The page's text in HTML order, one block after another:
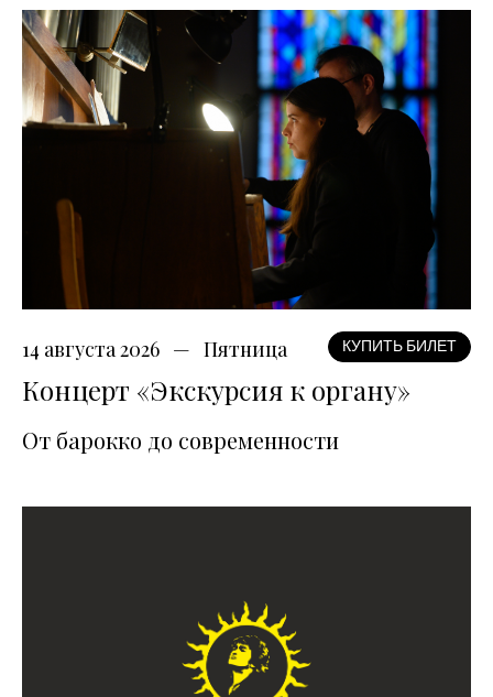
14 августа 2026 Пятница КУПИТЬ БИЛЕТ
Концерт «Экскурсия к органу»
От барокко до современности